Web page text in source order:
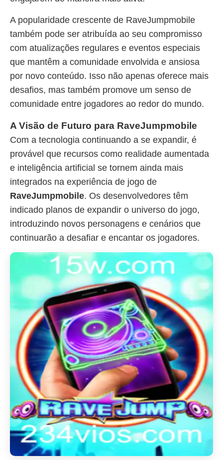
A popularidade crescente de RaveJumpmobile
também pode ser atribuída ao seu compromisso
com atualizações regulares e eventos especiais
que mantêm a comunidade envolvida e ansiosa
por novo conteúdo. Isso não apenas oferece mais
desafios, mas também promove um senso de
comunidade entre jogadores ao redor do mundo.
A Visão de Futuro para RaveJumpmobile
Com a tecnologia continuando a se expandir, é
provável que recursos como realidade aumentada
e inteligência artificial se tornem ainda mais
integrados na experiência de jogo de
RaveJumpmobile. Os desenvolvedores têm
indicado planos de expandir o universo do jogo,
introduzindo novos personagens e cenários que
continuarão a desafiar e encantar os jogadores.